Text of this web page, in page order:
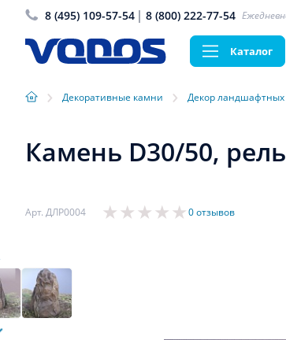
8 (495) 109-57-54 8 (800) 222-77-54
Каталог
› Декоративные камни › Декор ландшафтных
Камень D30/50,
Арт. ДЛР0004 0 отзывов